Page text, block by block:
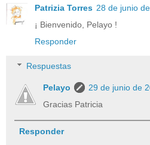
Patrizia Torres 28 de junio
¡ Bienvenido, Pelayo !
Responder
Respuestas
Pelayo
29 de junio de
Gracias Patricia
Responder